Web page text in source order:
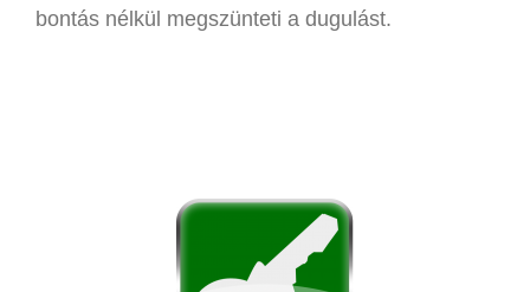
bontás nélkül megszünteti a dugulást.